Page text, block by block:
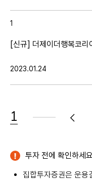
1
[신규] 더제이더행복코
2023.01.24
전
1
투자 전에 확인하세
집합투자증권은 운용